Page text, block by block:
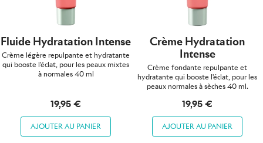
Fluide Hydratation Intense
Crème légère repulpante et hydratante
qui booste l'éclat, pour les peaux mixtes
à normales 40 ml
19,95 €
AJOUTER AU PANIER
Crème Hydratation
Intense
Crème fondante repulpante et
hydratante qui booste l'éclat, pour les
peaux normales à sèches 40 ml.
19,95 €
AJOUTER AU PANIER